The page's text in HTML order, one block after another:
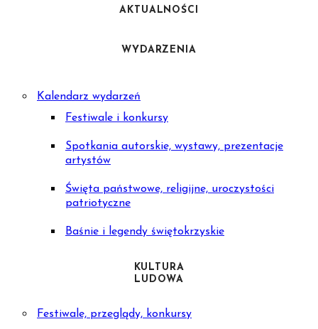
AKTUALNOŚCI
WYDARZENIA
Kalendarz wydarzeń
Festiwale i konkursy
Spotkania autorskie, wystawy, prezentacje
artystów
Święta państwowe, religijne, uroczystości
patriotyczne
Baśnie i legendy świętokrzyskie
KULTURA
LUDOWA
Festiwale, przeglądy, konkursy